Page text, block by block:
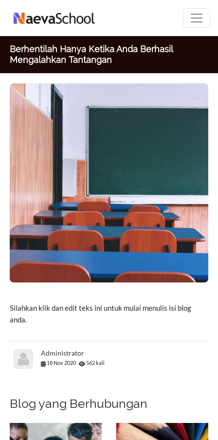
Berhentilah Hanya Ketika Anda Berhasil
Mengalahkan Tantangan
Silahkan klik dan edit teks ini untuk mulai menulis isi blog
anda.
Administrator
18 Nov 2020 562 kali
Blog yang Berhubungan